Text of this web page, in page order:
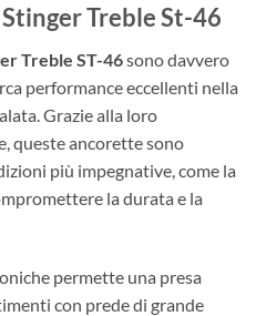
Treble St-46
Treble ST-46sono davvero
performance eccellenti nella
Grazie alla loro
queste ancorette sono
più impegnative, come la
la durata e la
permette una presa
con prede di grande